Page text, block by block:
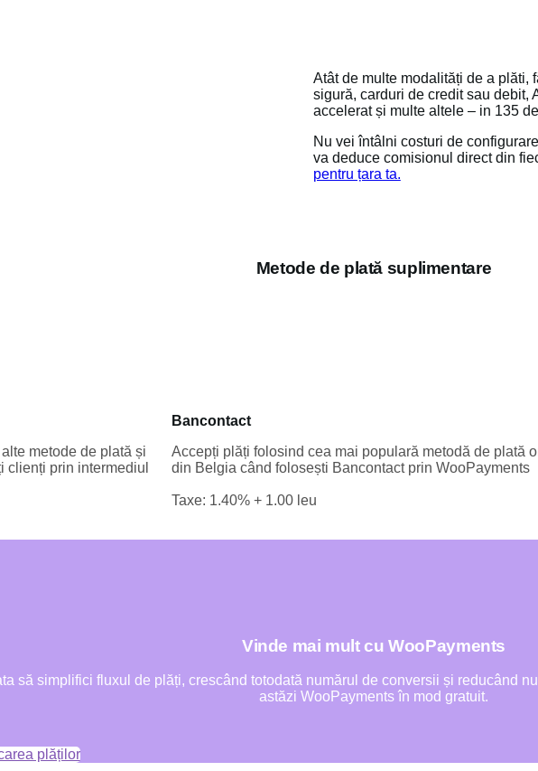
Atât de multe modalități de a plăti,
sigură, carduri de credit sau debit,
accelerat și multe altele – in 135
Nu vei întâlni costuri de
va deduce comisionul direct din
pentru țara ta.
Metode de plată suplimentare
metode de plată și
clienți prin intermediul
Bancontact
Accepți plăți folosind cea mai populară metodă de plată
din Belgia când folosești Bancontact prin WooPayments
Taxe: 1.40% + 1.00 leu
Vinde mai mult cu WooPayments
să simplifici fluxul de plăți, crescând totodată numărul de conversii și reducând
astăzi WooPayments în mod gratuit.
plăților